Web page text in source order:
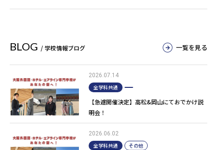
BLOG / 学校情報ブログ 一覧を見る
2026.07.14
全学科共通
【急遽開催決定】高松&岡山にておでかけ説
明会！
2026.06.02
全学科共通 その他